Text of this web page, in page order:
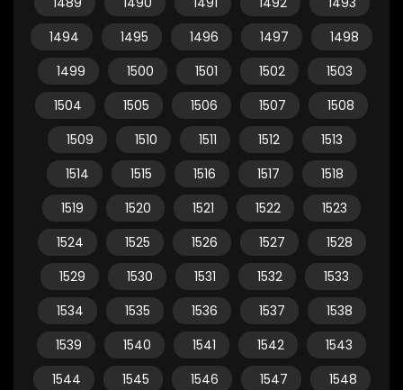
1494
1495 1496 1497
1498
1499
1500 1501 1502
1503
1504
1505 1506 1507
1508
1509
1510 1511 1512
1513
1514
1515 1516 1517
1518
1519
1520 1521 1522
1523
1524
1525 1526 1527
1528
1529
1530 1531 1532
1533
1534
1535 1536 1537
1538
1539
1540 1541 1542
1543
1544
1545 1546 1547
1548